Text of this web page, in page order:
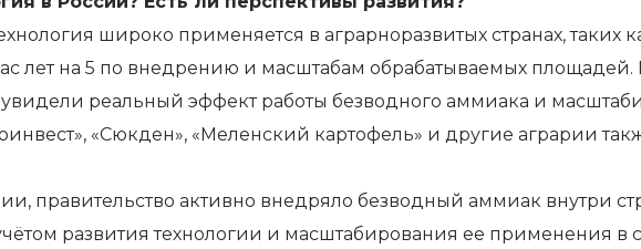
широко применяется в аграрноразвитых странах, таких
лет на 5 по внедрению и масштабам обрабатываемых площадей.
реальный эффект работы безводного аммиака и
«Сюкден», «Меленский картофель» и другие аграрии
правительство активно внедряло безводный аммиак внутри
развития технологии и масштабирования ее применения в